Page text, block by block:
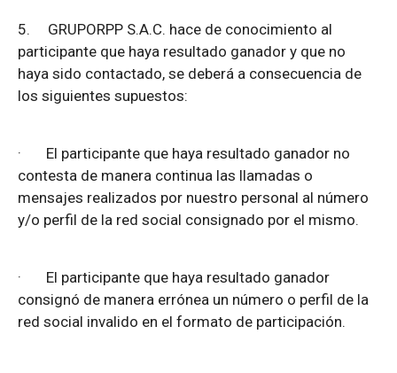
5. GRUPORPP S.A.C. hace de conocimiento al
participante que haya resultado ganador y que no
haya sido contactado, se deberá a consecuencia de
los siguientes supuestos:
· El participante que haya resultado ganador no
contesta de manera continua las llamadas o
mensajes realizados por nuestro personal al número
y/o perfil de la red social consignado por el mismo.
· El participante que haya resultado ganador
consignó de manera errónea un número o perfil de la
red social invalido en el formato de participación.